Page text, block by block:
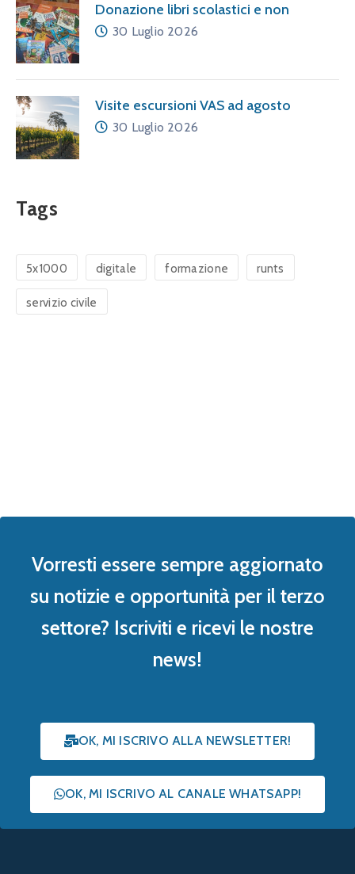
Donazione libri scolastici e non
30 Luglio 2026
Visite escursioni VAS ad agosto
30 Luglio 2026
Tags
5x1000 digitale formazione runts
servizio civile
Vorresti essere sempre aggiornato
su notizie e opportunità per il terzo
settore? Iscriviti e ricevi le nostre
news!
OK, MI ISCRIVO ALLA NEWSLETTER!
OK, MI ISCRIVO AL CANALE WHATSAPP!